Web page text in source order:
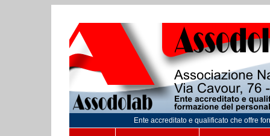
Ente accreditato e qualificato che offre